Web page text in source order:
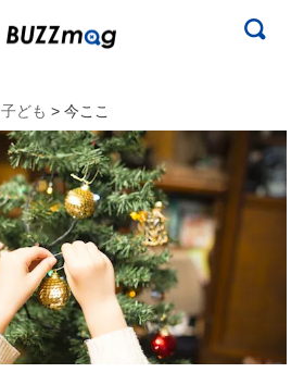
子ども > 今ここ